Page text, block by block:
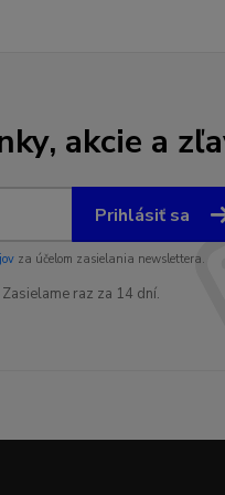
akcie a
Prihlásiť sa
za účelom zasielania newslettera.
raz za 14 dní.